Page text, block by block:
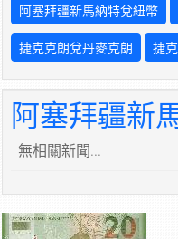
阿塞拜疆新馬納特兌紐幣
捷克克朗兌丹麥克朗 捷
阿塞拜疆新
無相關新聞...